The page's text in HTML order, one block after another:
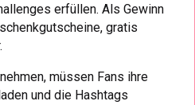
erfüllen. Als Gewinn
gratis
müssen Fans ihre
und die Hashtags